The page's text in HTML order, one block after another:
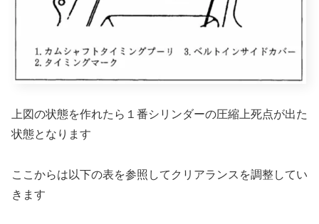
上図の状態を作れたら１番シリンダーの圧縮上死点が出た
状態となります
ここからは以下の表を参照してクリアランスを調整してい
きます